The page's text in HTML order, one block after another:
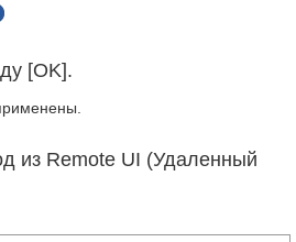
[OK].
из Remote UI (Удаленный